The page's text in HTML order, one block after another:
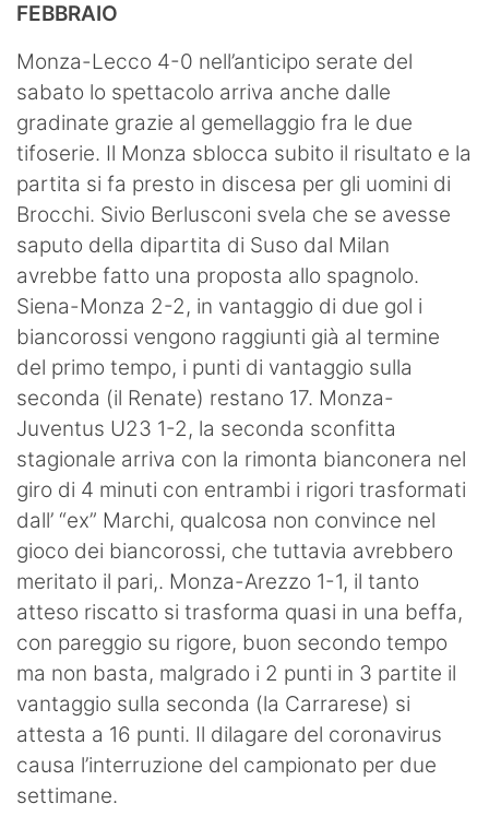
FEBBRAIO
Monza-Lecco 4-0 nell’anticipo serate del
sabato lo spettacolo arriva anche dalle
gradinate grazie al gemellaggio fra le due
tifoserie. Il Monza sblocca subito il risultato e la
partita si fa presto in discesa per gli uomini di
Brocchi. Sivio Berlusconi svela che se avesse
saputo della dipartita di Suso dal Milan
avrebbe fatto una proposta allo spagnolo.
Siena-Monza 2-2, in vantaggio di due gol i
biancorossi vengono raggiunti già al termine
del primo tempo, i punti di vantaggio sulla
seconda (il Renate) restano 17. Monza-
Juventus U23 1-2, la seconda sconfitta
stagionale arriva con la rimonta bianconera nel
giro di 4 minuti con entrambi i rigori trasformati
dall’ “ex” Marchi, qualcosa non convince nel
gioco dei biancorossi, che tuttavia avrebbero
meritato il pari,. Monza-Arezzo 1-1, il tanto
atteso riscatto si trasforma quasi in una beffa,
con pareggio su rigore, buon secondo tempo
ma non basta, malgrado i 2 punti in 3 partite il
vantaggio sulla seconda (la Carrarese) si
attesta a 16 punti. Il dilagare del coronavirus
causa l’interruzione del campionato per due
settimane.